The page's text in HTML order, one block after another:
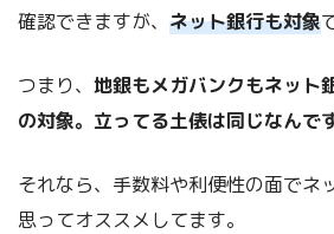
確認できますが、 ネット銀行も対象
つまり、 地銀もメガバンクもネット
の対象。立ってる土俵は同じなんです
それなら、手数料や利便性の面でネ
思ってオススメしてます。